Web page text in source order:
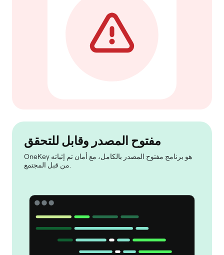
مفتوح المصدر وقابل للتحقق
OneKey هو برنامج مفتوح المصدر بالكامل، مع أمان تم إثباته